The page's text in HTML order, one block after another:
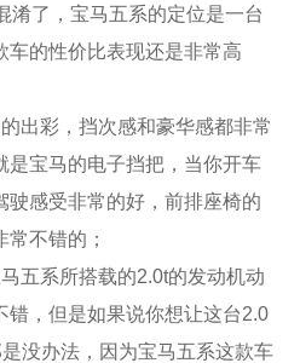
淆了，宝马五系的定位是一台
车的性价比表现还是非常高
出彩，挡次感和豪华感都非常
是宝马的电子挡把，当你开车
驶感受非常的好，前排座椅的
不错的；
五系所搭载的2.0t的发动机动
错，但是如果说你想让这台2.0
没办法，因为宝马五系这款车